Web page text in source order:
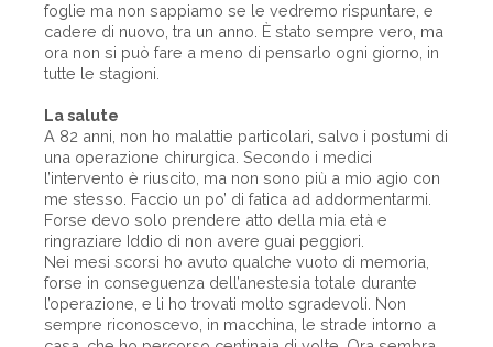
foglie ma non sappiamo se le vedremo rispuntare, e
cadere di nuovo, tra un anno. È stato sempre vero, ma
ora non si può fare a meno di pensarlo ogni giorno, in
tutte le stagioni.
La salute
A 82 anni, non ho malattie particolari, salvo i postumi di
una operazione chirurgica. Secondo i medici
l’intervento è riuscito, ma non sono più a mio agio con
me stesso. Faccio un po’ di fatica ad addormentarmi.
Forse devo solo prendere atto della mia età e
ringraziare Iddio di non avere guai peggiori.
Nei mesi scorsi ho avuto qualche vuoto di memoria,
forse in conseguenza dell’anestesia totale durante
l’operazione, e li ho trovati molto sgradevoli. Non
sempre riconoscevo, in macchina, le strade intorno a